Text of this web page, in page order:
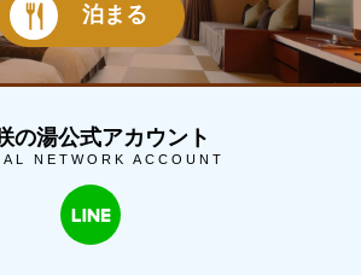
泊まる
の湯公式アカウント
NETWORK ACCOUNT